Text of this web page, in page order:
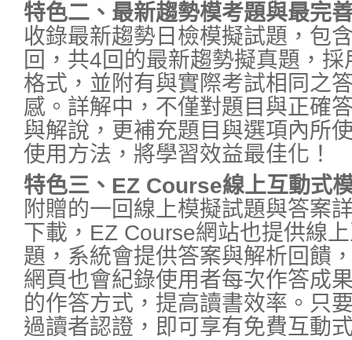
特色二、最新趨勢模考題與最完
收錄最新趨勢日檢模擬試題，包
回，共4回的最新趨勢擬真題，
格式，並附有與實際考試相同之
感。詳解中，不僅對題目與正確
與解說，更補充題目與選項內所
使用方法，將學習效益最佳化！
特色三、EZ Course線上互動式
附贈的一回線上模擬試題與答案
下載，EZ Course網站也提供線
題，系統會提供答案與解析回饋
網頁也會紀錄使用者每次作答成
的作答方式，提高讀書效率。只
過讀者認證，即可享有免費互動